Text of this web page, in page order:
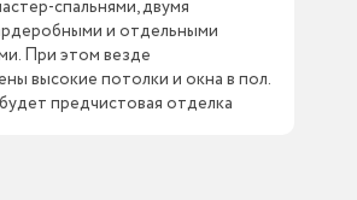
спальнями, двумя
и отдельными
При этом везде
высокие потолки и окна в пол.
предчистовая отделка